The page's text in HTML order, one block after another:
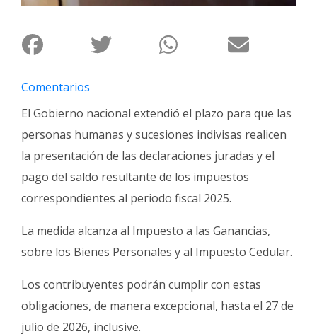
de
Familia
Comentarios
El Gobierno nacional extendió el plazo para que las
personas humanas y sucesiones indivisas realicen
la presentación de las declaraciones juradas y el
pago del saldo resultante de los impuestos
correspondientes al periodo fiscal 2025.
La medida alcanza al Impuesto a las Ganancias,
sobre los Bienes Personales y al Impuesto Cedular.
Los contribuyentes podrán cumplir con estas
obligaciones, de manera excepcional, hasta el 27 de
julio de 2026, inclusive.